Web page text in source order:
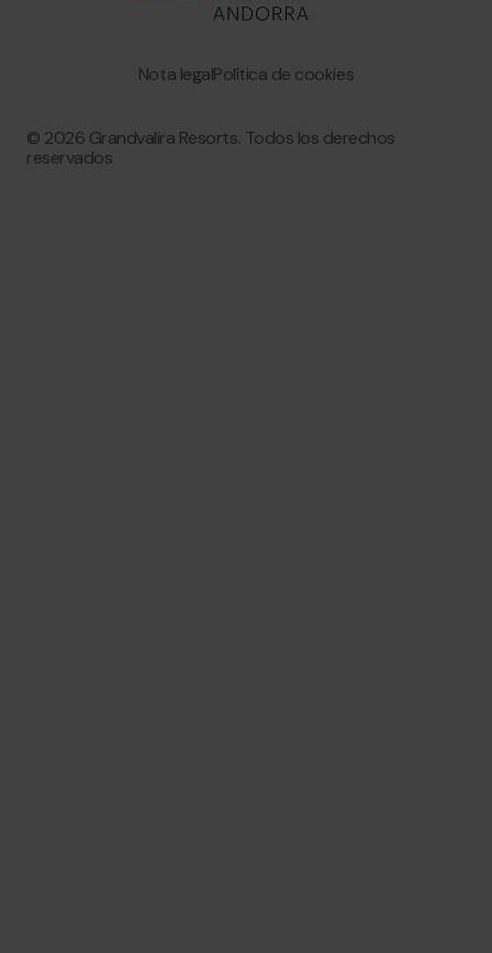
© 2026 Grandvalira Resorts. Todos los derechos
reservados
GranvaliraPolítica de cookies
Nota legal